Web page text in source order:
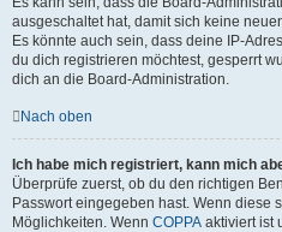
ausgeschaltet hat, damit sich keine
Es könnte auch sein, dass deine IP-
du dich registrieren möchtest, gesperrt
dich an die Board-Administration.
Nach oben
Ich habe mich registriert, kann mich
Überprüfe zuerst, ob du den richtigen
Passwort eingegeben hast. Wenn diese
Möglichkeiten. Wenn COPPA aktiviert ist